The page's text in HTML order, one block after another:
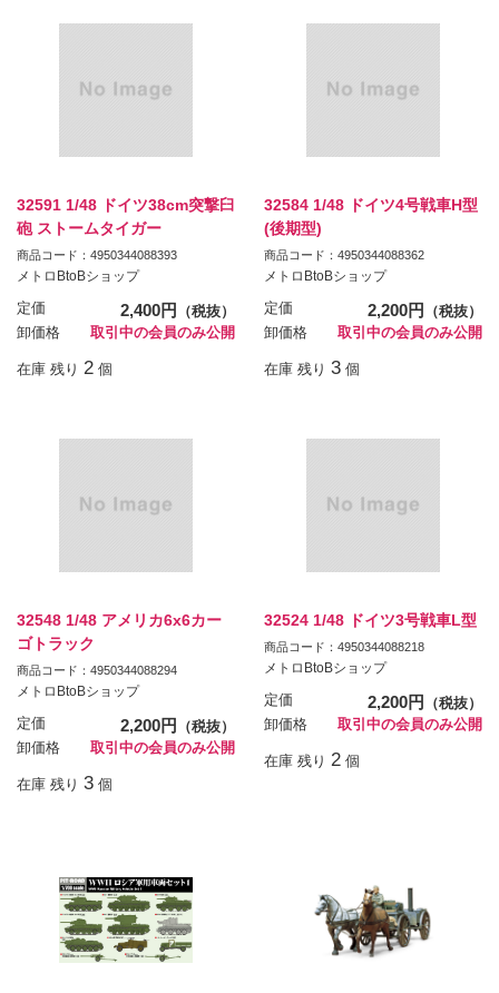
32591 1/48 ドイツ38cm突撃臼
砲 ストームタイガー
商品コード：4950344088393
メトロBtoBショップ
定価 2,400円
（税抜）
卸価格
取引中の会員のみ公開
在庫 残り 2 個
32584 1/48 ドイツ4号戦車H型
(後期型)
商品コード：4950344088362
メトロBtoBショップ
定価 2,200円
（税抜）
卸価格
取引中の会員のみ公開
在庫 残り 3 個
32548 1/48 アメリカ6x6カー
ゴトラック
商品コード：4950344088294
メトロBtoBショップ
定価 2,200円
（税抜）
卸価格
取引中の会員のみ公開
在庫 残り 3 個
32524 1/48 ドイツ3号戦車L型
商品コード：4950344088218
メトロBtoBショップ
定価 2,200円
（税抜）
卸価格
取引中の会員のみ公開
在庫 残り 2 個